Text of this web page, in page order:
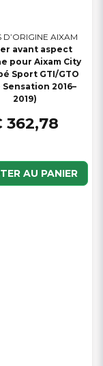
D’ORIGINE AIXAM
avant aspect
pour Aixam City
Sport GTI/GTO
Sensation 2016–
2019)
362,78
AU PANIER